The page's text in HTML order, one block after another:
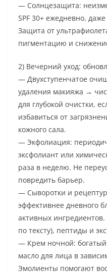
— Солнцезащита:
SPF 30+ ежедневно,
Защита от
пигментацию и
2) Вечерний уход:
— Двухступенчатое
удаления макияжа →
для глубокой очистки,
избавиться от
кожного сала.
— Экфолиация:
эксфолиант или
раза в неделю. Не
повредить барьер.
— Сыворотки и
эффективнее дневного
активных
по тексту), пептиды и
— Крем ночной:
масло для лица в
Эмолиенты помогают